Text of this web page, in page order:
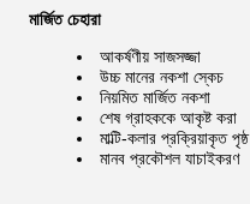
মার্জিত চেহারা
আকর্ষণীয় সাজসজ্জা
উচ্চ মানের নকশা স্কেচ
নিয়মিত মার্জিত নকশা
শেষ গ্রাহককে আকৃষ্ট করা
মাল্টি-কলার প্রক্রিয়াকৃত পৃষ্ঠ
মানব প্রকৌশল যাচাইকরণ